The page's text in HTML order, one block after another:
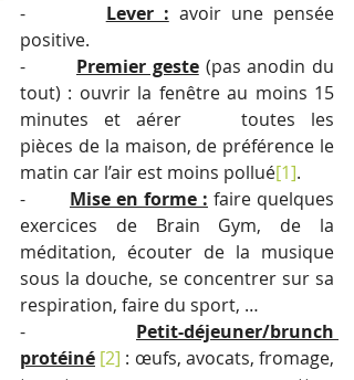
- Lever : avoir une pensée
positive.
- Premier geste (pas anodin du
tout) : ouvrir la fenêtre au moins 15
minutes et aérer 	toutes les
pièces de la maison, de préférence le
matin car l’air est moins pollué[1].
- Mise en forme : faire quelques
exercices de Brain Gym, de la
méditation, écouter de la musique
sous la douche, se concentrer sur sa
respiration, faire du sport, …
- Petit-déjeuner/brunch
protéiné [2] : œufs, avocats, fromage,